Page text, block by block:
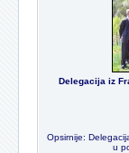
Delegacija iz
Opsirnije:
u